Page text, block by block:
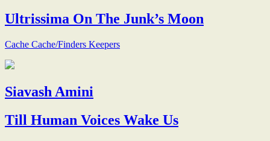
Ultrissima On The Junk’s Moon
Cache Cache/Finders Keepers
Siavash Amini
Till Human Voices Wake Us